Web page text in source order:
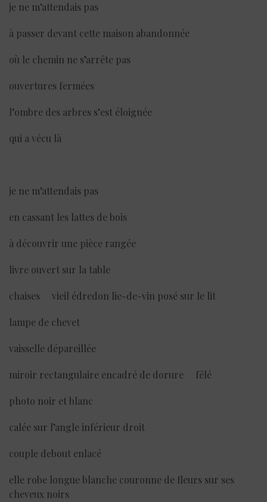
je ne m’attendais pas
à passer devant cette maison abandonnée
où le chemin ne s’arrête pas
ouvertures fermées
l’ombre des arbres s’est éloignée
qui a vécu là
je ne m’attendais pas
en cassant les lattes de bois
à découvrir une pièce rangée
livre ouvert sur la table
chaises vieil édredon lie-de-vin posé sur le lit
lampe de chevet
vaisselle dépareillée
miroir rectangulaire encadré de dorure fêlé
photo noir et blanc
calée sur l’angle inférieur droit
couple debout enlacé
elle robe longue blanche couronne de fleurs sur ses
cheveux noirs